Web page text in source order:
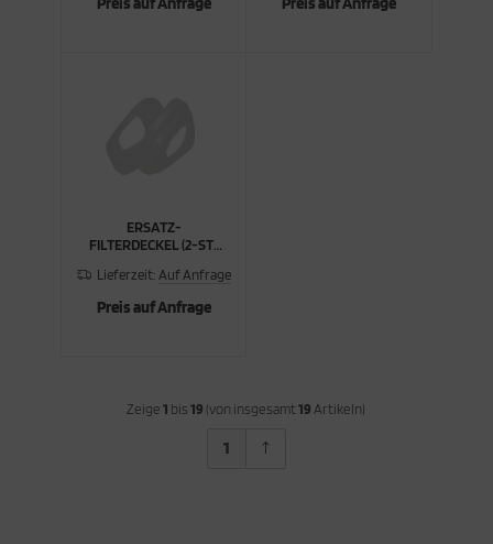
ERSATZ-
FILTERDECKEL (2-ST-
Lieferzeit: Auf Anfrage
Preis auf Anfrage
Zeige1 bis19 (von insgesamt19 Artikeln)
1